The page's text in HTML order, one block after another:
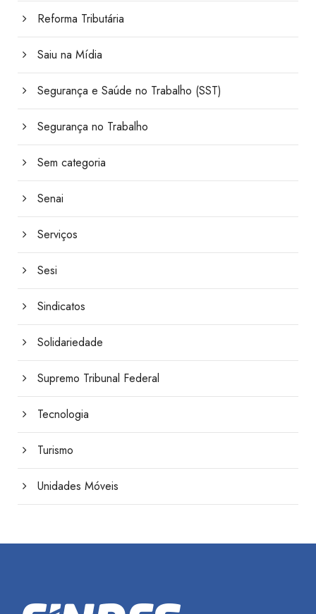
Reforma Tributária
Saiu na Mídia
Segurança e Saúde no Trabalho (SST)
Segurança no Trabalho
Sem categoria
Senai
Serviços
Sesi
Sindicatos
Solidariedade
Supremo Tribunal Federal
Tecnologia
Turismo
Unidades Móveis